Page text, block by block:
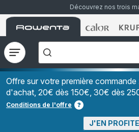
Découvrez nos trois
Accueil
Rowenta
Accueil
Ouvrir
le
menu
recherchez-
vous
?","Aspirateurs
à
Grains","Centrales
Vapeurs","Sèche
Cheveux"]
Offre sur votre première
d'achat, 20€ dès 150€, 30€ dès
Conditions de l'offre
J'EN PROFITE